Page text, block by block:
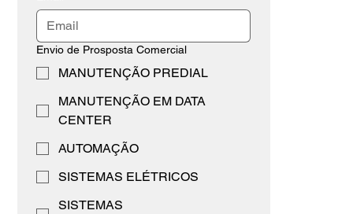
Envio de Prosposta Comercial
MANUTENÇÃO PREDIAL
MANUTENÇÃO EM DATA
CENTER
AUTOMAÇÃO
SISTEMAS ELÉTRICOS
SISTEMAS